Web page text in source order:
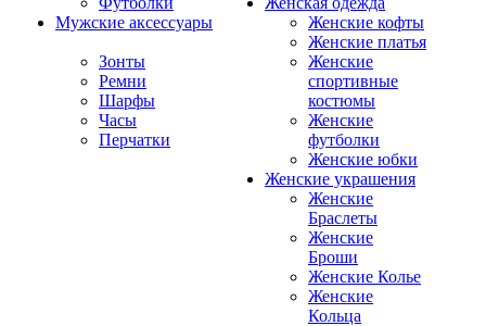
Мужские аксессуары
Зонты
Ремни
Шарфы
Часы
Перчатки
Женские кофты
Женские платья
Женские
спортивные
костюмы
Женские
футболки
Женские юбки
Женские украшения
Женские
Браслеты
Женские
Броши
Женские Колье
Женские
Кольца